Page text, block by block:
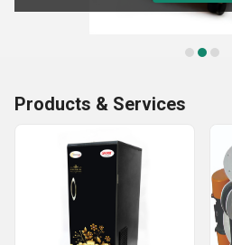
Products & Services